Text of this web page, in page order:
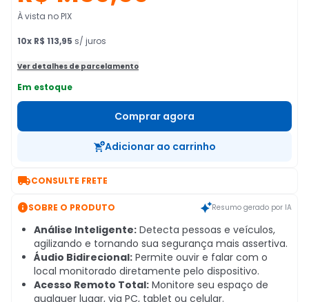
À vista no PIX
10x R$ 113,95 s/ juros
Ver detalhes de parcelamento
Em estoque
Comprar agora
Adicionar ao carrinho
CONSULTE FRETE
SOBRE O PRODUTO Resumo gerado por IA
Análise Inteligente: Detecta pessoas e veículos,
agilizando e tornando sua segurança mais assertiva.
Áudio Bidirecional: Permite ouvir e falar com o
local monitorado diretamente pelo dispositivo.
Acesso Remoto Total: Monitore seu espaço de
qualquer lugar, via PC, tablet ou celular.